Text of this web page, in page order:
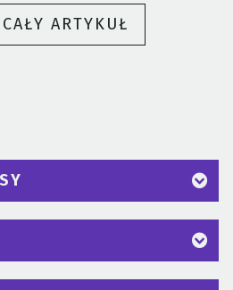
CAŁY ARTYKUŁ
WSCHÓD
UDERZAJĄ
W
–